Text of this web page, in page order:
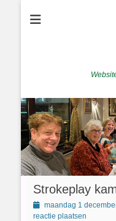
Strokeplay
Geplaatst
op
maandag 1
reactie plaatsen